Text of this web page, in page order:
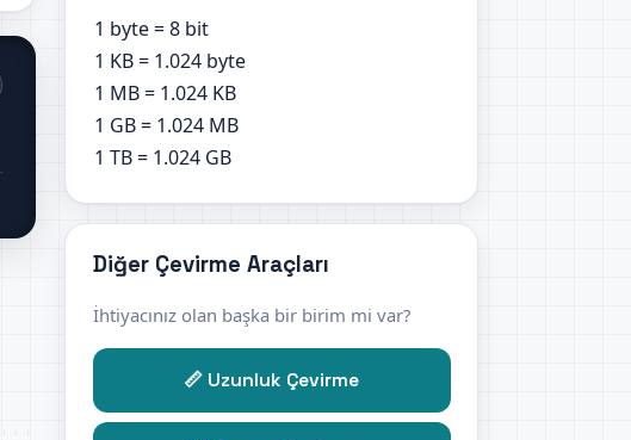
1 byte = 8 bit
1 KB = 1.024 byte
1 MB = 1.024 KB
1 GB = 1.024 MB
1 TB = 1.024 GB
Diğer Çevirme Araçları
İhtiyacınız olan başka bir birim mi var?
📏 Uzunluk Çevirme